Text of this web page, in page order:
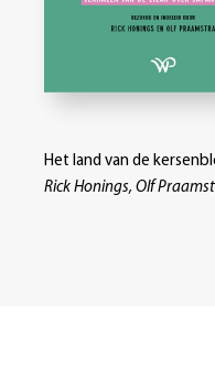
Het land van de
Rick Honings, Olf